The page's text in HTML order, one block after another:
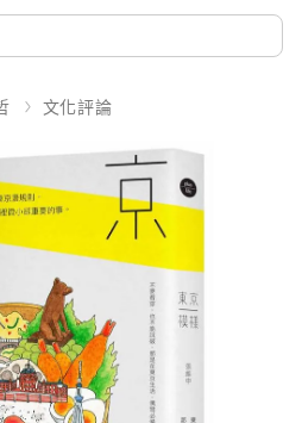
文化評論